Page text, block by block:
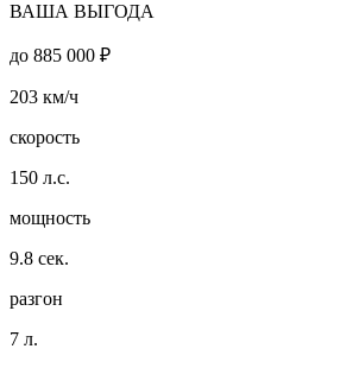
ВАША ВЫГОДА
до 885 000 ₽
203 км/ч
скорость
150 л.с.
мощность
9.8 сек.
разгон
7 л.